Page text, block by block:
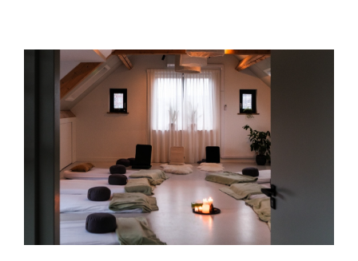
Ademsessie – Monkeymind
Massagetherapie